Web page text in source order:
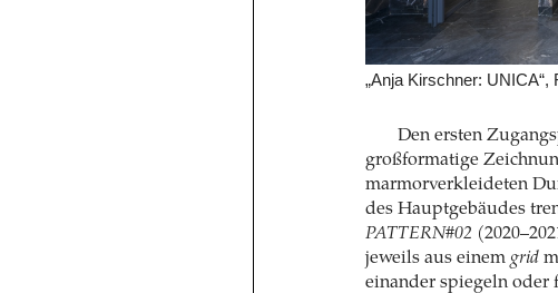
„Anja Kirschner:
Den ersten
großformatige
marmorverkleideten
des Hauptgebäudes
PATTERN#02
jeweils aus einem grid
einander spiegeln oder